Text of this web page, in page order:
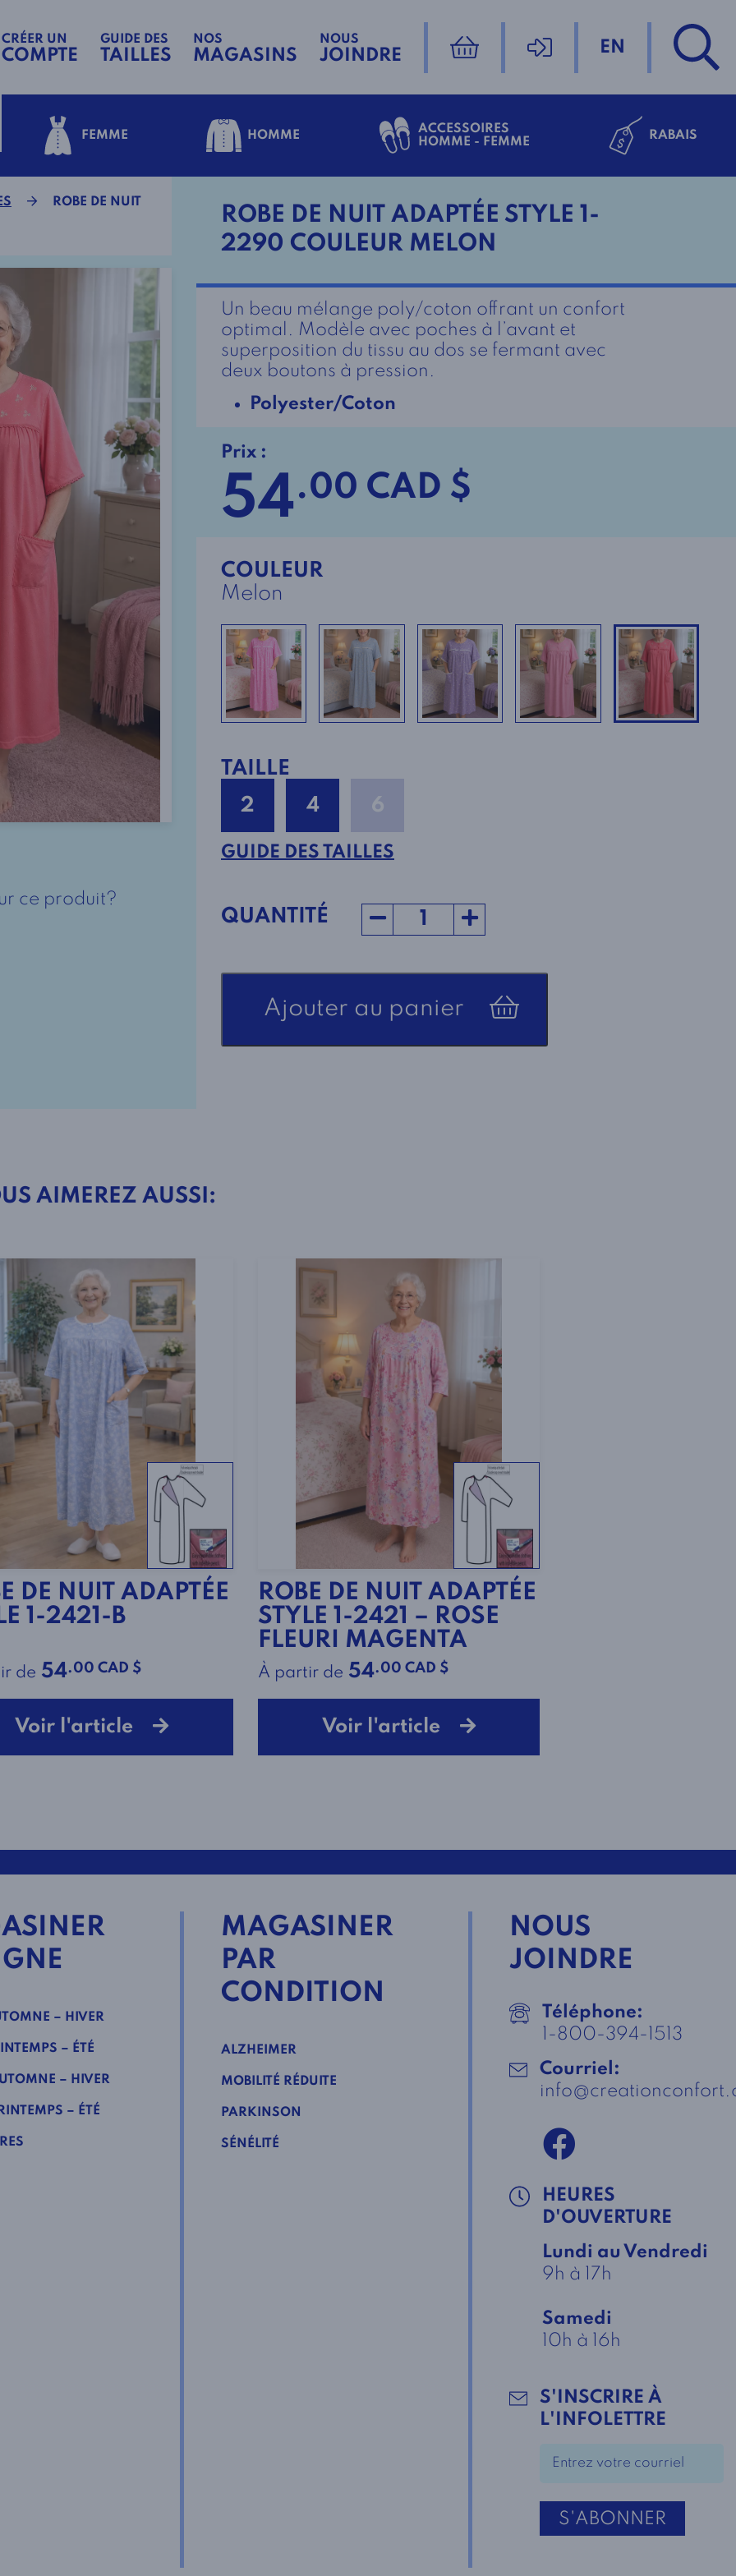
CRÉER UN
COMPTE
GUIDE DES
TAILLES
NOS
MAGASINS
NOUS
JOINDRE EN
FEMME HOMME
ACCESSOIRES
HOMME - FEMME
RABAIS
ROBE DE NUIT
ce produit?
ROBE DE NUIT ADAPTÉE STYLE 1-
2290 COULEUR MELON
Un beau mélange poly/coton offrant un confort
optimal. Modèle avec poches à l’avant et
superposition du tissu au dos se fermant avec
deux boutons à pression.
Polyester/Coton
Prix :
54.00 CAD $
COULEUR
Melon
TAILLE
2
4 6
GUIDE DES TAILLES
QUANTITÉ
Ajouter au panier
AIMEREZ AUSSI:
DE NUIT ADAPTÉE
1-2421-B
de 54.00 CAD $
Voir l'article
ROBE DE NUIT ADAPTÉE
STYLE 1-2421 – ROSE
FLEURI MAGENTA
À partir de 54.00 CAD $
Voir l'article
– HIVER
– ÉTÉ
– HIVER
– ÉTÉ
MAGASINER
PAR
CONDITION
ALZHEIMER
MOBILITÉ RÉDUITE
PARKINSON
SÉNÉLITÉ
NOUS
JOINDRE
Téléphone:
1-800-394-1513
Courriel:
HEURES
D'OUVERTURE
Lundi au Vendredi
9h à 17h
Samedi
10h à 16h
S'INSCRIRE À
L'INFOLETTRE